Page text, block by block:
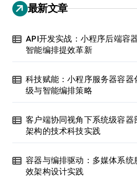
最新文章
API开发实战：小程序后端容
智能编排提效革新
科技赋能：小程序服务器容器
级与智能编排策略
客户端协同视角下系统级容器
架构的技术科技实践
容器与编排驱动：多媒体系统
效架构设计实践